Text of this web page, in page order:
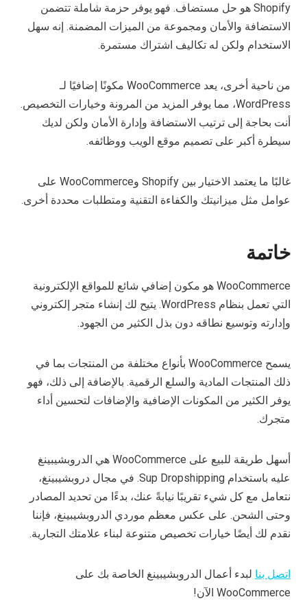
Shopify هو حل مستضاف. فهو يوفر حزمة شاملة تتضمن
الاستضافة والأمان ومجموعة من الميزات المضمنة. إنه سهل
الاستخدام ولكن له تكاليف اشتراك مستمرة.
من ناحية أخرى، يعد WooCommerce مكونًا إضافيًا لـ
WordPress، مما يوفر المزيد من المرونة وخيارات التخصيص.
أنت بحاجة إلى ترتيب الاستضافة وإدارة الأمان ولكن لديك
سيطرة أكبر على تصميم موقع الويب ووظائفه.
غالبًا ما يعتمد الاختيار بين Shopify وWooCommerce على
عوامل مثل ميزانيتك والكفاءة التقنية ومتطلبات محددة أخرى.
خاتمة
WooCommerce هو مكون إضافي شائع للمواقع الإلكترونية
التي تعمل بنظام WordPress. يتيح لك إنشاء متجر إلكتروني
وإدارته وتوسيع نطاقه دون بذل الكثير من الجهود.
يسمح WooCommerce بأنواع مختلفة من المنتجات بما في
ذلك المنتجات المادية والسلع الرقمية. بالإضافة إلى ذلك، فهو
يوفر الكثير من المكونات الإضافية والإضافات لتحسين أداء
متجرك.
أسهل طريقة للبيع على WooCommerce هي الدروبشيبينغ
عليه باستخدام Sup Dropshipping. في مجال دروبشيبينغ،
نتعامل مع كل شيء تقريبًا نيابةً عنك، بدءًا من تحديد المصادر
وحتى الشحن. على عكس معظم موردي الدروبشيبينغ، فإننا
نقدم لك أيضًا خيارات تخصيص متنوعة لبناء علامتك التجارية.
اتصل بنا لبدء أعمال الدروبشيبينغ الخاصة بك على
WooCommerce الآن!